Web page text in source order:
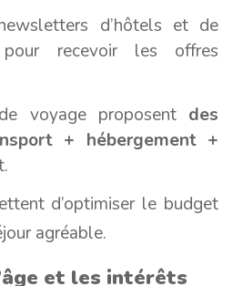
d’hôtels et de
recevoir les offres
voyage proposent des
+ hébergement +
d’optimiser le budget
agréable.
et les intérêts